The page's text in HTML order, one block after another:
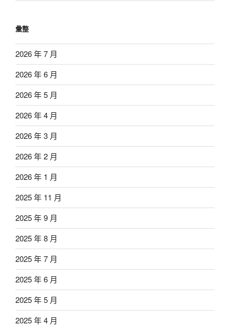
彙整
2026 年 7 月
2026 年 6 月
2026 年 5 月
2026 年 4 月
2026 年 3 月
2026 年 2 月
2026 年 1 月
2025 年 11 月
2025 年 9 月
2025 年 8 月
2025 年 7 月
2025 年 6 月
2025 年 5 月
2025 年 4 月